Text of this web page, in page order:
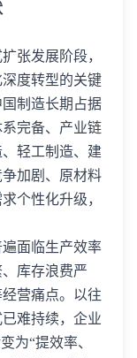
张发展阶段，
度转型的关键
制造长期占据
完备、产业链
轻工制造、建
加剧、原材料
个性化升级，
面临生产效率
库存浪费严
营痛点。以往
难持续，企业
为“提效率、